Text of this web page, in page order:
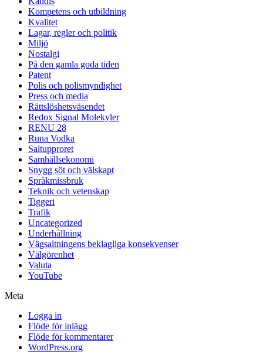
Kompetens och utbildning
Kvalitet
Lagar, regler och politik
Miljö
Nostalgi
På den gamla goda tiden
Patent
Polis och polismyndighet
Press och media
Rättslöshetsväsendet
Redox Signal Molekyler
RENU 28
Runa Vodka
Saltupproret
Samhällsekonomi
Snygg söt och välskapt
Språkmissbruk
Teknik och vetenskap
Tiggeri
Trafik
Uncategorized
Underhållning
Vägsaltningens beklagliga konsekvenser
Välgörenhet
Valuta
YouTube
Meta
Logga in
Flöde för inlägg
Flöde för kommentarer
WordPress.org